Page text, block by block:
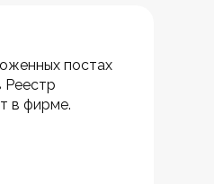
постах
Реестр
в фирме.